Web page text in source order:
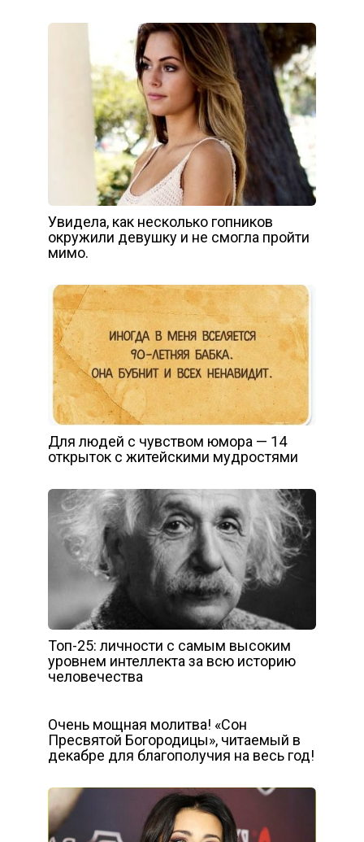
Увидела, как несколько гопников
окружили девушку и не смогла пройти
мимо.
Для людей с чувством юмора — 14
открыток с житейскими мудростями
Топ-25: личности с самым высоким
уровнем интеллекта за всю историю
человечества
Очень мощная молитва! «Сон
Пресвятой Богородицы», читаемый в
декабре для благополучия на весь год!